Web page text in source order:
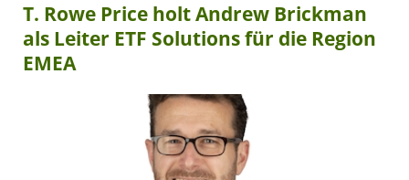
T. Rowe Price holt Andrew Brickman
als Leiter ETF Solutions für die Region
EMEA